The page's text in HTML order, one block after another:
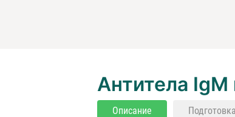
Антитела IgM
Описание Подготовка